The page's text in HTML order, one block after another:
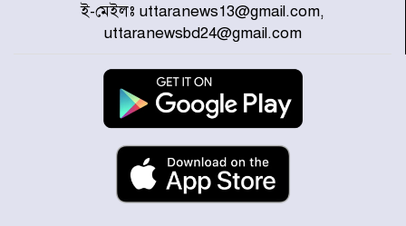
সন্দ্বীপের চরে বিপদে পড়া কচ্ছপ উদ্ধার
সাগরে অবমুক্ত
মাতারবাড়ী পৌঁছে নির্ধারিত কর্মসূচিতে
যোগ দিয়েছেন প্রধানমন্ত্রী
জাতীয় সাংবাদিক সংস্থার পিরোজপুর
জেলা কমিটি অনুমোদন
ই-মেইলঃ uttaranews13@gmail.com,
uttaranewsbd24@gmail.com